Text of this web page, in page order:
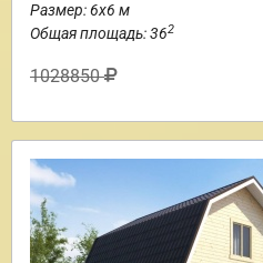
Размер: 6х6 м
Общая площадь: 362
1028850